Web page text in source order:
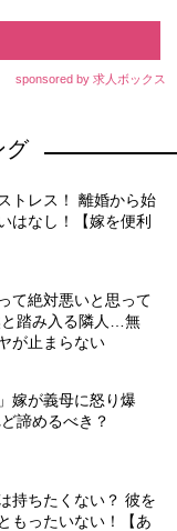
sponsored by 求人ボックス
グ
トレス！ 離婚から始
はなし！【嫁を便利
て絶対悪いと思って
踏み入る隣人…無
が止まらない
嫁が義母に怒り爆
諦めるべき？
持ちたくない？ 彼を
もったいない！【あ